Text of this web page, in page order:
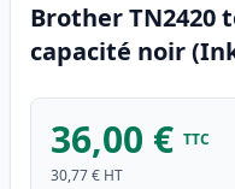
Brother TN2420
capacité noir
36,00 € TTC
30,77 € HT